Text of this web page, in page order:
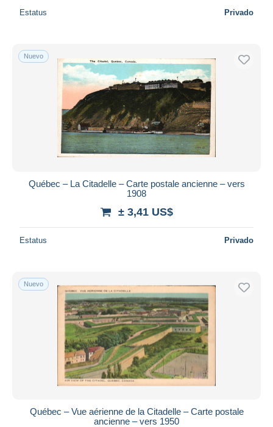
Estatus Privado
Nuevo
Québec – La Citadelle – Carte postale ancienne – vers
1908
± 3,41 US$
Estatus Privado
Nuevo
Québec – Vue aérienne de la Citadelle – Carte postale
ancienne – vers 1950